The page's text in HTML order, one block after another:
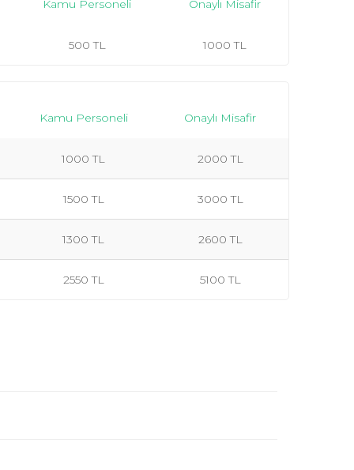
Kamu Personeli Onaylı Misafir
500 TL 1000 TL
Kamu Personeli Onaylı Misafir
1000 TL 2000 TL
1500 TL 3000 TL
1300 TL 2600 TL
2550 TL 5100 TL